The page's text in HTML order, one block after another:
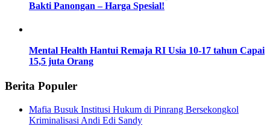
Bakti Panongan – Harga Spesial!
Mental Health Hantui Remaja RI Usia 10-17 tahun Capai
15,5 juta Orang
Berita Populer
Mafia Busuk Institusi Hukum di Pinrang Bersekongkol
Kriminalisasi Andi Edi Sandy